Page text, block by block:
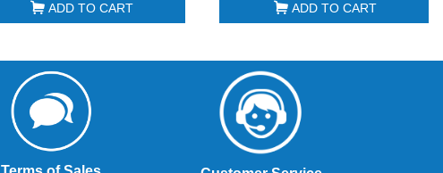
ADD TO CART ADD TO CART